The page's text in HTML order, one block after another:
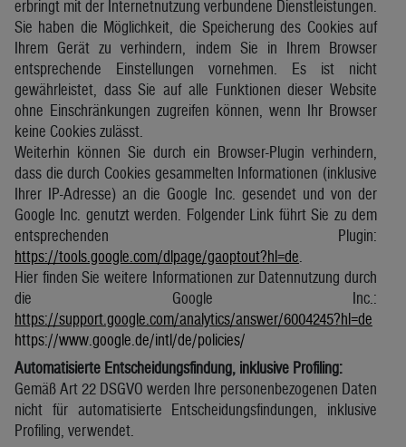
erbringt mit der Internetnutzung verbundene Dienstleistungen.
Sie haben die Möglichkeit, die Speicherung des Cookies auf
Ihrem Gerät zu verhindern, indem Sie in Ihrem Browser
entsprechende Einstellungen vornehmen. Es ist nicht
gewährleistet, dass Sie auf alle Funktionen dieser Website
ohne Einschränkungen zugreifen können, wenn Ihr Browser
keine Cookies zulässt.
Weiterhin können Sie durch ein Browser-Plugin verhindern,
dass die durch Cookies gesammelten Informationen (inklusive
Ihrer IP-Adresse) an die Google Inc. gesendet und von der
Google Inc. genutzt werden. Folgender Link führt Sie zu dem
entsprechenden Plugin:
https://tools.google.com/dlpage/gaoptout?hl=de
Hier finden Sie weitere Informationen zur Datennutzung durch
die Google Inc.:
https://support.google.com/analytics/answer/6004245?hl=de
https://www.google.de/intl/de/policies/
Automatisierte Entscheidungsfindung, inklusive Profiling:
Gemäß Art 22 DSGVO werden Ihre personenbezogenen Daten
nicht für automatisierte Entscheidungsfindungen, inklusive
Profiling, verwendet.